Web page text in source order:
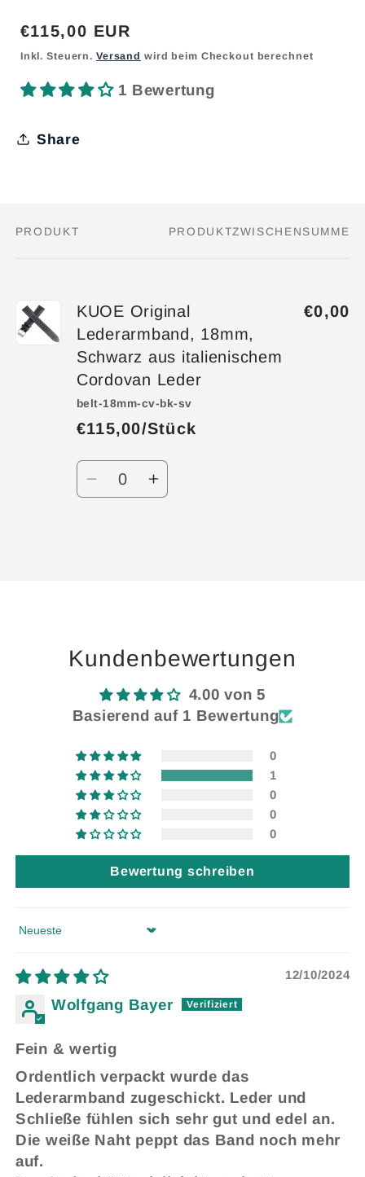
Normaler
Preis
€115,00 EUR
Inkl. Steuern. Versand wird beim Checkout berechnet
1 Bewertung
Share
Dein
PRODUKT PRODUKTZWISCHENSUMME
KUOE Original
Lederarmband, 18mm,
Schwarz aus italienischem
Cordovan Leder
belt-18mm-cv-bk-sv
€115,00/Stück
€0,00
Anzahl
VerringereErhöhe
Kundenbewertungen
4.00 von 5
Basierend auf 1 Bewertung
0
1
0
0
0
Bewertung schreiben
Sort by
12/10/2024
Wolfgang Bayer
Fein & wertig
Ordentlich verpackt wurde das
Lederarmband zugeschickt. Leder und
Schließe fühlen sich sehr gut und edel an.
Die weiße Naht peppt das Band noch mehr
auf.